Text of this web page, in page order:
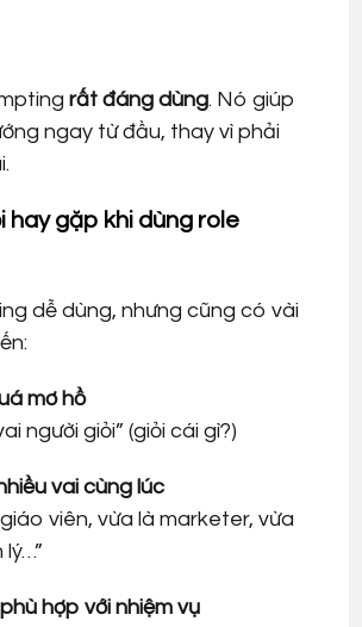
rất đáng dùng. Nó giúp
ngay từ đầu, thay vì phải
hay gặp khi dùng role
dễ dùng, nhưng cũng có vài
mơ hồ
người giỏi” (giỏi cái gì?)
vai cùng lúc
viên, vừa là marketer, vừa
lý…”
hợp với nhiệm vụ